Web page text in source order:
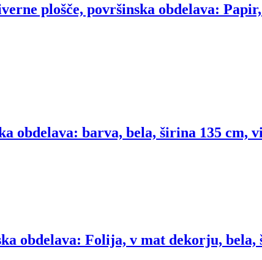
plošče, površinska obdelava:
obdelava: barva, bela, širina 135 cm,
obdelava: Folija, v mat dekorju,